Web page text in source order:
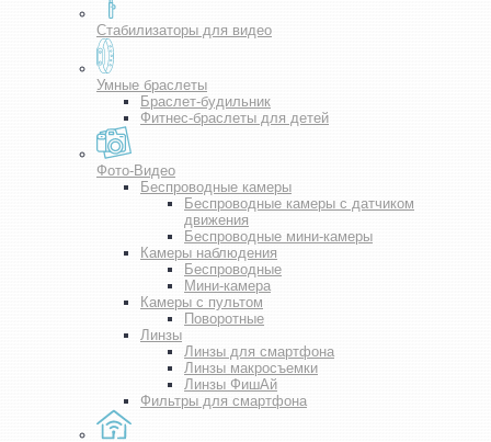
Стабилизаторы для видео
Умные браслеты
Браслет-будильник
Фитнес-браслеты для детей
Фото-Видео
Беспроводные камеры
Беспроводные камеры с датчиком
движения
Беспроводные мини-камеры
Камеры наблюдения
Беспроводные
Мини-камера
Камеры с пультом
Поворотные
Линзы
Линзы для смартфона
Линзы макросъемки
Линзы ФишАй
Фильтры для смартфона